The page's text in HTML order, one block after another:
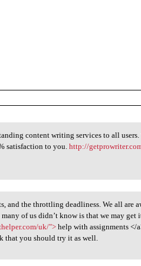
content writing services to all
satisfaction to you.http://
and the throttling deadliness. We all are
of us didn’t know is that we may get
uk/"> help with assignments </
that you should try it as well.